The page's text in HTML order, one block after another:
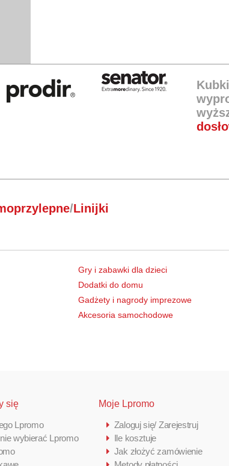
/Linijki
Gry i zabawki dla dzieci
Dodatki do domu
Gadżety i nagrody imprezowe
Akcesoria samochodowe
się
Lpromo
wybierać Lpromo
Moje Lpromo
Zaloguj się/ Zarejestruj
Ile kosztuje
Jak złożyć zamówienie